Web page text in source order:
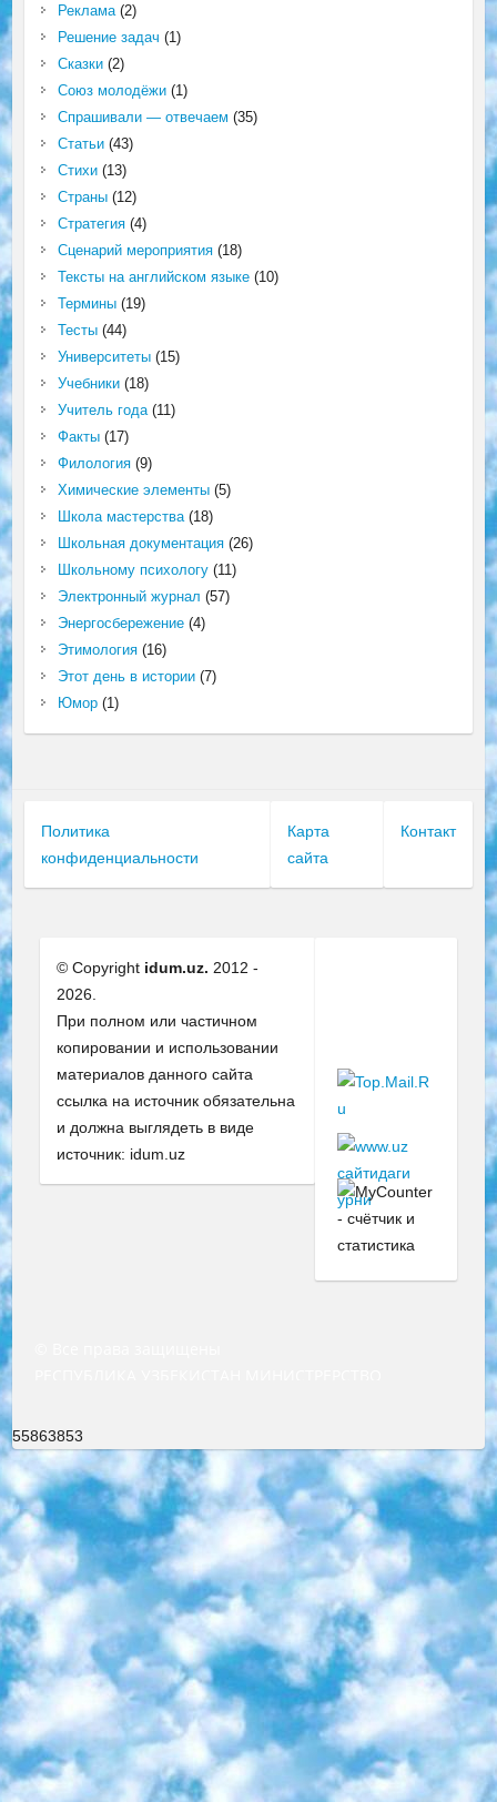
Реклама(2)
Решение задач (1)
Сказки(2)
Союз молодёжи(1)
Спрашивали — отвечаем (35)
Статьи(43)
Стихи(13)
Страны(12)
Стратегия(4)
Сценарий мероприятия(18)
Тексты на английском языке(10)
Термины(19)
Тесты(44)
Университеты(15)
Учебники(18)
Учитель года(11)
Факты(17)
Филология(9)
Химические элементы(5)
Школа мастерства(18)
Школьная документация(26)
Школьному психологу(11)
Электронный журнал (57)
Энергосбережение(4)
Этимология(16)
Этот день в истории(7)
Юмор(1)
Политика
конфиденциальности
Карта
сайта
Контакт
© Copyright idum.uz. 2012 -
2026.
При полном или частичном
копировании и использовании
материалов данного сайта
ссылка на источник обязательна
и должна выглядеть в виде
источник: idum.uz
55863853